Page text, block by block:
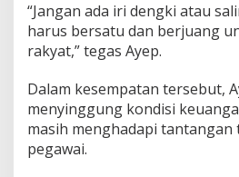
u
s
L
a
a
n
i
“Jangan ada iri dengki atau
harus bersatu dan berjuang
rakyat,” tegas Ayep.
Dalam kesempatan tersebut,
menyinggung kondisi
masih menghadapi tantangan
pegawai.